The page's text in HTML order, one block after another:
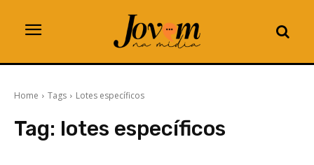
Home Tags Lotes específicos
Tag: lotes específicos